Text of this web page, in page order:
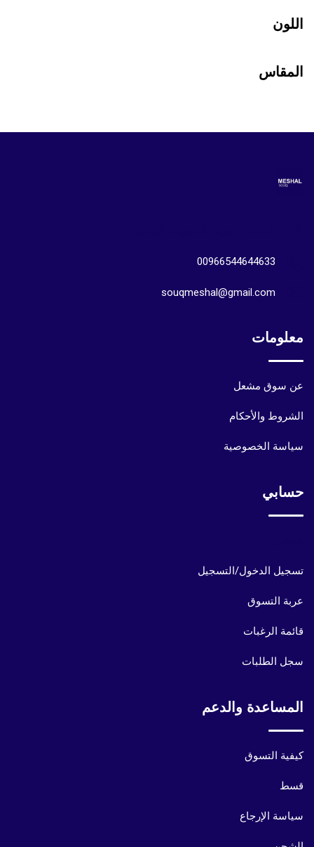
اللون
المقاس
00966544644633
souqmeshal@gmail.com
معلومات
عن سوق مشعل
الشروط والأحكام
سياسة الخصوصية
حسابي
تسجيل الدخول/التسجيل
عربة التسوق
قائمة الرغبات
سجل الطلبات
المساعدة والدعم
كيفية التسوق
قسط
سياسة الإرجاع